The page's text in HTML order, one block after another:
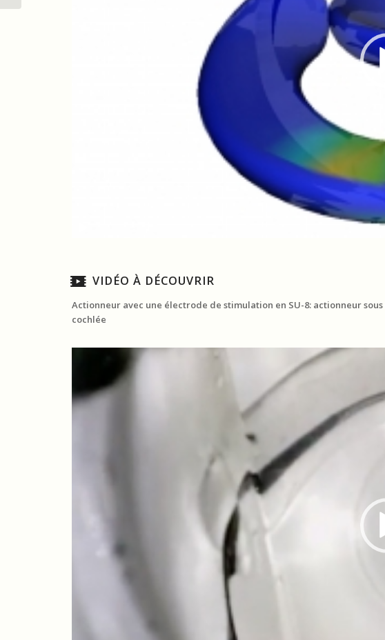
VIDÉO À DÉCOUVRIR
Actionneur avec une électrode de stimulation en SU-8: actionneur
cochlée